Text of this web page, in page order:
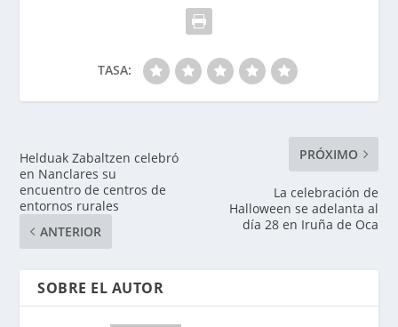
TASA:
Helduak Zabaltzen celebró
en Nanclares su
encuentro de centros de
entornos rurales
ANTERIOR
PRÓXIMO
La celebración de
Halloween se adelanta al
día 28 en Iruña de Oca
SOBRE EL AUTOR